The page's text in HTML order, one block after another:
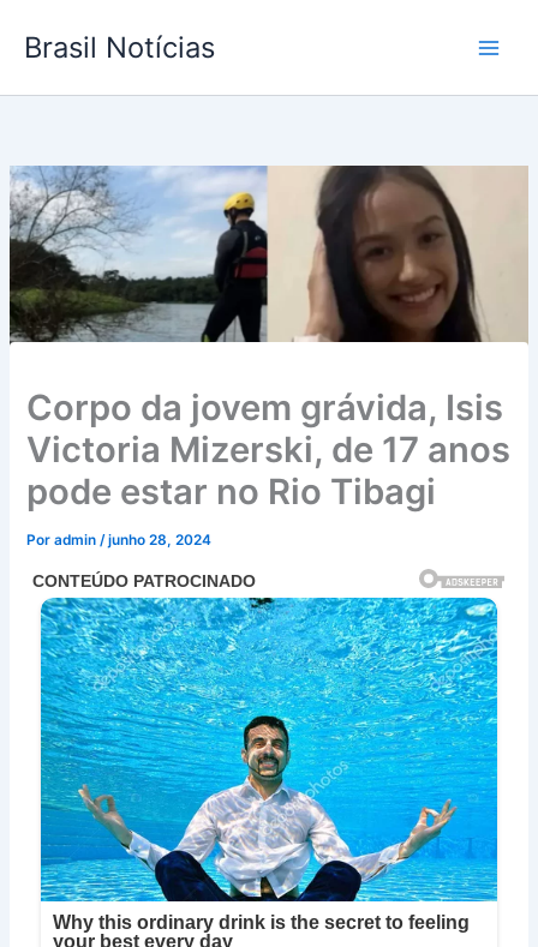
para
conteúdo
Brasil Notícias
Corpo da jovem grávida, Isis
Victoria Mizerski, de 17 anos
pode estar no Rio Tibagi
Poradmin/junho 28, 2024